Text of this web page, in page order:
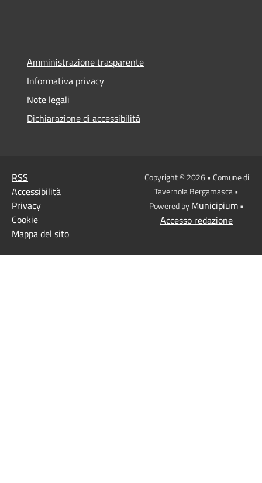
Amministrazione trasparente
Informativa privacy
Note legali
Dichiarazione di accessibilità
RSS
Accessibilità
Privacy
Cookie
Mappa del sito
Copyright © 2026 • Comune di
Tavernola Bergamasca •
Powered byMunicipium•
Accesso redazione